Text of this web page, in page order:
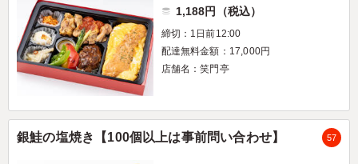
1,188円（税込）
締切：1日前12:00
配達無料金額：17,000円
店舗名：笑門亭
銀鮭の塩焼き【100個以上は事前問い合わせ】 57